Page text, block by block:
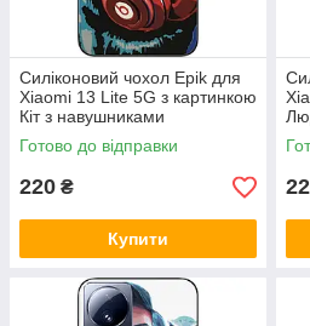
Силіконовий чохол Epik для
Xiaomi 13 Lite 5G з картинкою
Кіт з навушниками
Готово до відправки
220 ₴
Купити